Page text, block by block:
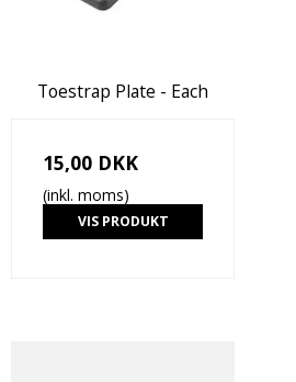
Toestrap Plate - Each
15,00 DKK
(inkl. moms)
VIS PRODUKT